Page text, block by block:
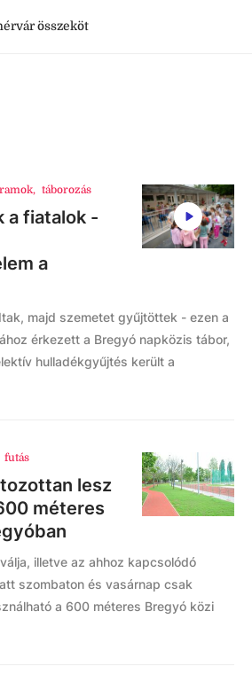
összeköt
, táborozás
a fiatalok -
a
majd szemetet gyűjtöttek - ezen a
érkezett a Bregyó napközis tábor,
hulladékgyűjtés került a
futás
lesz
méteres
illetve az ahhoz kapcsolódó
szombaton és vasárnap csak
a 600 méteres Bregyó közi